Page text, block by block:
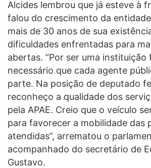
Alcides lembrou que já esteve à
falou do crescimento da
mais de 30 anos de sua
dificuldades enfrentadas para
abertas. “Por ser uma
necessário que cada agente
parte. Na posição de deputado
reconheço a qualidade dos
pela APAE. Creio que o veículo
para favorecer a mobilidade das
atendidas”, arrematou o
acompanhado do secretário de
Gustavo.